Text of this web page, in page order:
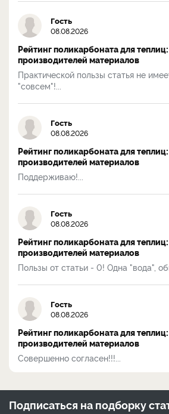
Гость
08.08.2026
Рейтинг поликарбоната для
производителей материалов
Практической пользы статья не
"совсем"!...
Гость
08.08.2026
Рейтинг поликарбоната для
производителей материалов
Поддерживаю!...
Гость
08.08.2026
Рейтинг поликарбоната для
производителей материалов
Пользы от статьи - 0! Одна "вода",
Гость
08.08.2026
Рейтинг поликарбоната для
производителей материалов
Совершенно согласен!!!...
Подписаться на подборку